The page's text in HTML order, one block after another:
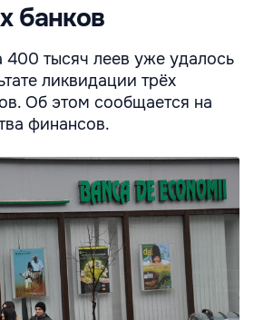
банков
тысяч леев уже удалось
ликвидации трёх
Об этом сообщается на
финансов.